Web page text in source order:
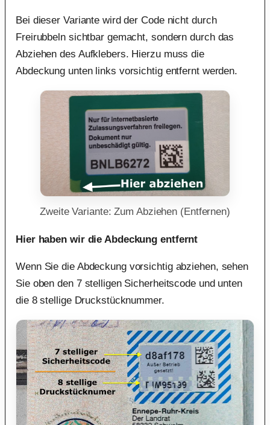
Bei dieser Variante wird der Code nicht durch
Freirubbeln sichtbar gemacht, sondern durch das
Abziehen des Aufklebers. Hierzu muss die
Abdeckung unten links vorsichtig entfernt werden.
Zweite Variante: Zum Abziehen (Entfernen)
Hier haben wir die Abdeckung entfernt
Wenn Sie die Abdeckung vorsichtig abziehen, sehen
Sie oben den 7 stelligen Sicherheitscode und unten
die 8 stellige Druckstücknummer.